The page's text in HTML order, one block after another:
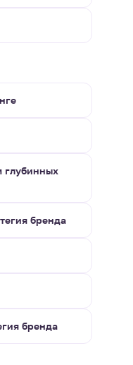
глубинных
бренда
бренда